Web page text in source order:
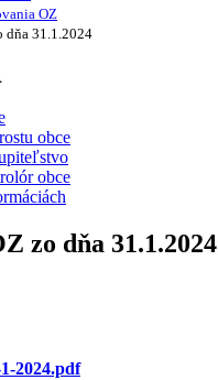
OZ
dňa 31.1.2024
obce
obce
zo dňa 31.1.2024
2024.pdf